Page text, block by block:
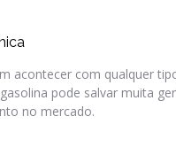
acontecer com qualquer
pode salvar muita
no mercado.